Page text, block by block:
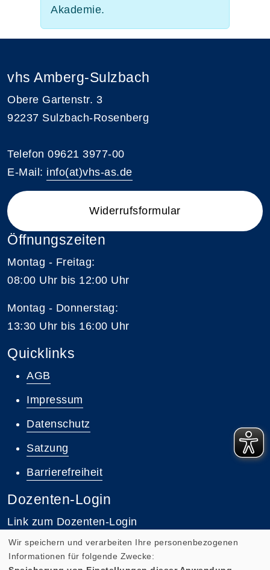
Akademie.
vhs Amberg-Sulzbach
Obere Gartenstr. 3
92237 Sulzbach-Rosenberg
Telefon 09621 3977-00
E-Mail: info(at)vhs-as.de
Widerrufsformular
Öffnungszeiten
Montag - Freitag:
08:00 Uhr bis 12:00 Uhr
Montag - Donnerstag:
13:30 Uhr bis 16:00 Uhr
Quicklinks
AGB
Impressum
Datenschutz
Satzung
Barrierefreiheit
Dozenten-Login
Link zum Dozenten-Login
Wir speichern und verarbeiten Ihre personenbezogenen
Informationen für folgende Zwecke: